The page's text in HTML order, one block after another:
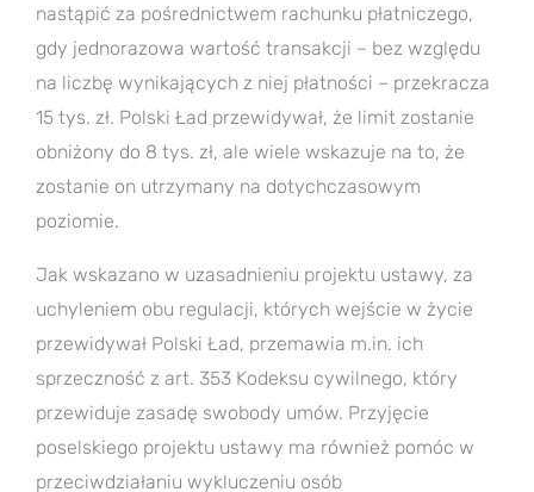
nastąpić za pośrednictwem rachunku płatniczego,
gdy jednorazowa wartość transakcji – bez względu
na liczbę wynikających z niej płatności – przekracza
15 tys. zł. Polski Ład przewidywał, że limit zostanie
obniżony do 8 tys. zł, ale wiele wskazuje na to, że
zostanie on utrzymany na dotychczasowym
poziomie.
Jak wskazano w uzasadnieniu projektu ustawy, za
uchyleniem obu regulacji, których wejście w życie
przewidywał Polski Ład, przemawia m.in. ich
sprzeczność z art. 353 Kodeksu cywilnego, który
przewiduje zasadę swobody umów. Przyjęcie
poselskiego projektu ustawy ma również pomóc w
przeciwdziałaniu wykluczeniu osób